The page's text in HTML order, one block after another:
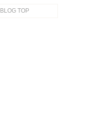
BLOG TOP